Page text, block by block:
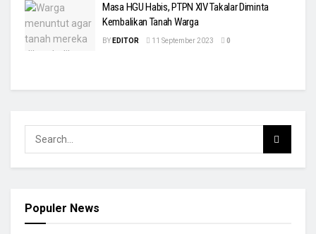
Masa HGU Habis, PTPN XIV Takalar Diminta
Kembalikan Tanah Warga
BY EDITOR 11 September 2023 0
Populer News